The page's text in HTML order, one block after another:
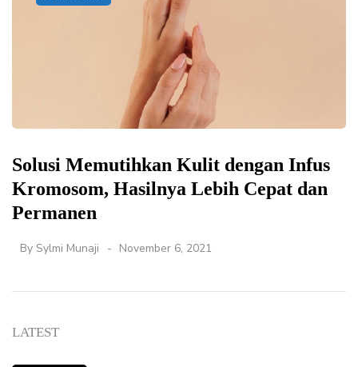
Solusi Memutihkan Kulit dengan Infus
Kromosom, Hasilnya Lebih Cepat dan
Permanen
By Sylmi Munaji November 6, 2021
LATEST